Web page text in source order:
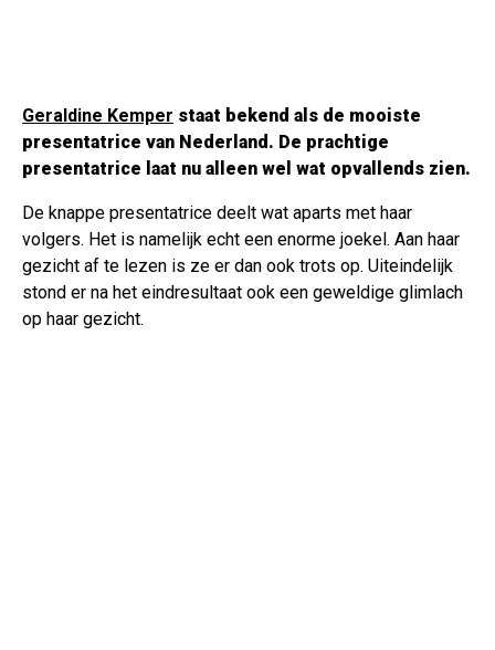
Geraldine Kemper staat bekend als de mooiste
presentatrice van Nederland. De prachtige
presentatrice laat nu alleen wel wat opvallends zien.
De knappe presentatrice deelt wat aparts met haar
volgers. Het is namelijk echt een enorme joekel. Aan haar
gezicht af te lezen is ze er dan ook trots op. Uiteindelijk
stond er na het eindresultaat ook een geweldige glimlach
op haar gezicht.